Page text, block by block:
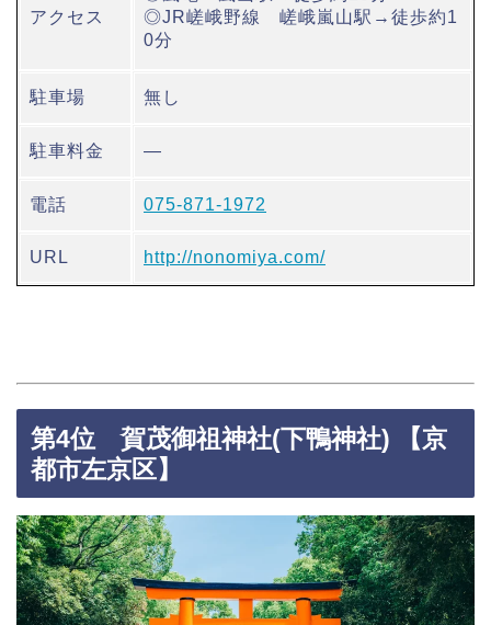
アクセス
◎JR嵯峨野線 嵯峨嵐山駅→徒歩約1
0分
駐車場 無し
駐車料金 ―
電話 075-871-1972
URL http://nonomiya.com/
第4位 賀茂御祖神社(下鴨神社) 【京
都市左京区】